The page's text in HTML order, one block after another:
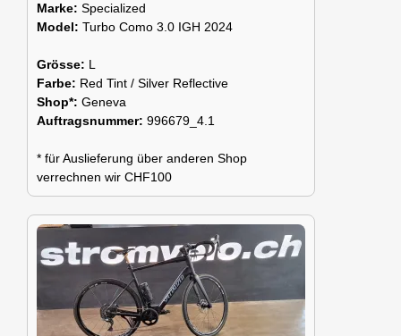
Marke: Specialized
Model: Turbo Como 3.0 IGH 2024
Grösse: L
Farbe: Red Tint / Silver Reflective
Shop*: Geneva
Auftragsnummer: 996679_4.1
* für Auslieferung über anderen Shop
verrechnen wir CHF100